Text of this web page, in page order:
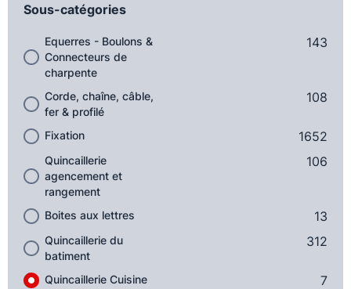
Sous-catégories
Equerres - Boulons &
Connecteurs de
charpente
143
Corde, chaîne, câble,
fer & profilé
108
Fixation 1652
Quincaillerie
agencement et
rangement
106
Boites aux lettres 13
Quincaillerie du
batiment
312
Quincaillerie Cuisine 7